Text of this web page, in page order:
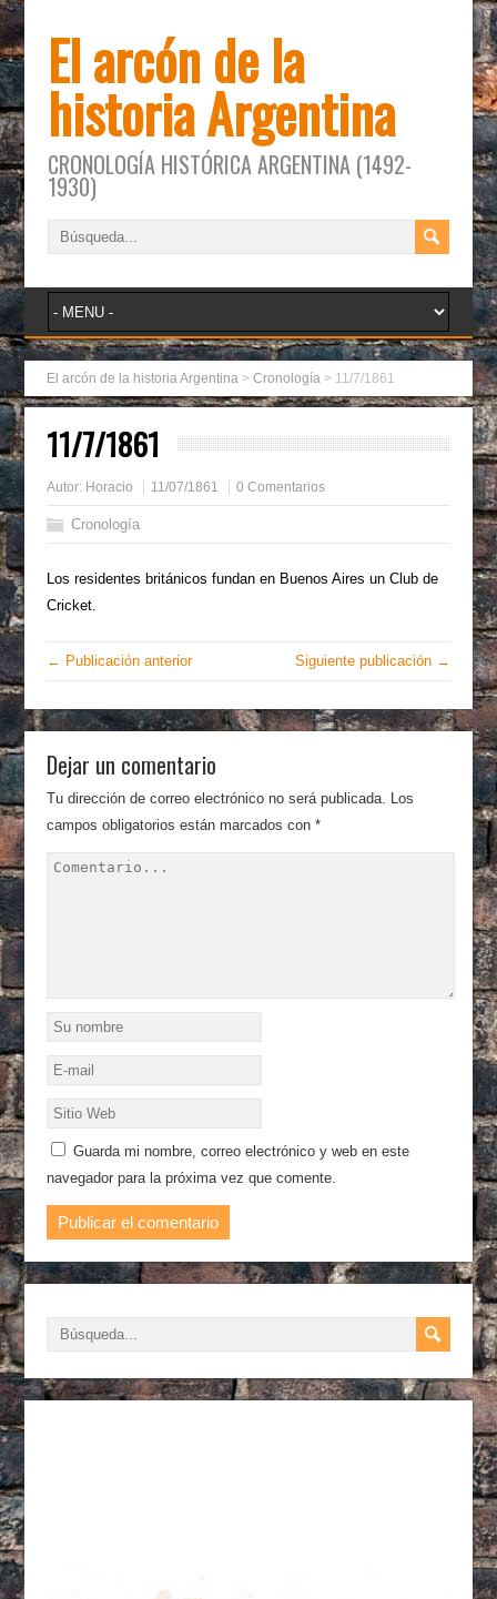
El arcón de la
historia Argentina
CRONOLOGÍA HISTÓRICA ARGENTINA (1492-
1930)
El arcón de la historia Argentina >Cronología > 11/7/1861
11/7/1861
Autor: Horacio 11/07/1861 0 Comentarios
Cronología
Los residentes británicos fundan en Buenos Aires un Club de
Cricket.
← Publicación anterior Siguiente publicación →
Dejar un comentario
Tu dirección de correo electrónico no será publicada. Los
campos obligatorios están marcados con*
Guarda mi nombre, correo electrónico y web en este
navegador para la próxima vez que comente.